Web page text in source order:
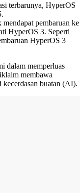
terbarunya, HyperOS
pembaruan ke
HyperOS 3. Seperti
HyperOS 3
dalam memperluas
membawa
kecerdasan buatan (AI).